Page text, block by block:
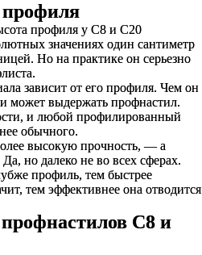
профиля
профиля у С8 и С20
значениях один сантиметр
Но на практике он серьезно
зависит от его профиля. Чем он
может выдержать профнастил.
и любой профилированный
обычного.
высокую прочность, — а
но далеко не во всех сферах.
профиль, тем быстрее
тем эффективнее она отводится
С8 и